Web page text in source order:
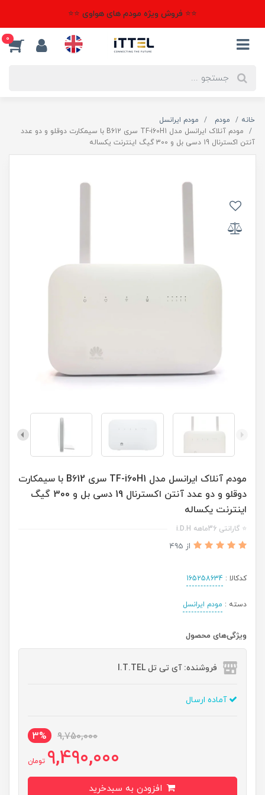
⭐⭐ فروش ویژه مودم های هواوی ⭐⭐
0
خانه مودم
مودم ایرانسل
مودم آنلاک ایرانسل مدل TF-i60H1 سری B612 با سیمکارت دوقلو و دو عدد
آنتن اکسترنال 19 دسی بل و 300 گیگ اینترنت یکساله
مودم آنلاک ایرانسل مدل TF-i60H1 سری B612 با سیمکارت
دوقلو و دو عدد آنتن اکسترنال 19 دسی بل و 300 گیگ
اینترنت یکساله
⭐ گارانتی 36ماهه i.D.H
از 495
کدکالا : 165258634
دسته : مودم ایرانسل
ویژگی‌های محصول
فروشنده: آی تی تل I.T.TEL
آماده ارسال
9,750,000
3%
9,490,000 تومان